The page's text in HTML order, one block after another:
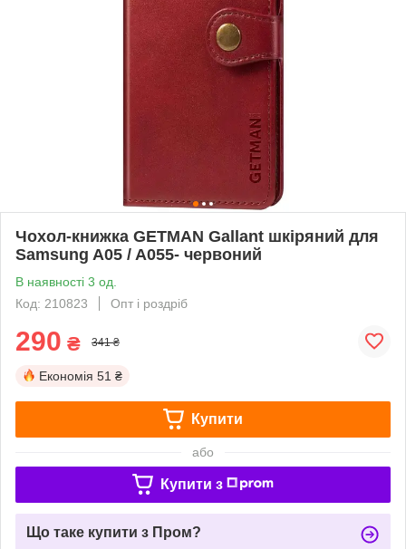
Чохол-книжка GETMAN Gallant шкіряний для
Samsung A05 / A055- червоний
В наявності 3 од.
Код: 210823
Опт і роздріб
290 ₴ 341 ₴
Економія 51 ₴
Купити
або
Купити з
Що таке купити з Пром?